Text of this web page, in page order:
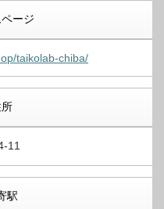
ージ
taikolab-chiba/
11
駅